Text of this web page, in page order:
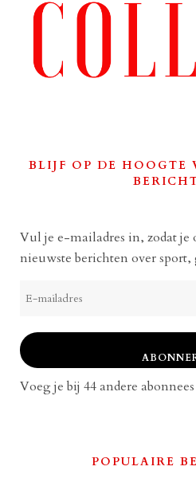
BLIJF OP DE HOOGTE
Vul je e-mailadres in, zodat je
nieuwste berichten over
mailadres
Voeg je bij 44 andere abonnees
POPULAIRE